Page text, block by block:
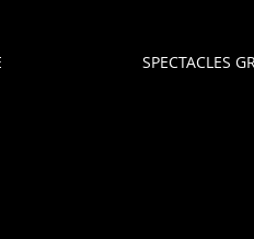
SPECTACLES